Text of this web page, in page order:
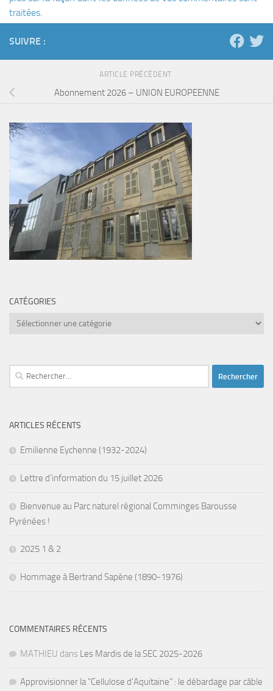
traitées.
SUIVRE :
ARTICLE PRÉCÉDENT
Abonnement 2026 – UNION EUROPEENNE
CATÉGORIES
Catégories
Rechercher :
ARTICLES RÉCENTS
Emilienne Eychenne (1932-2024)
Lettre d’information du 15 juillet 2026
Bienvenue au Parc naturel régional Comminges Barousse
Pyrénées !
2025 1 & 2
Hommage à Bertrand Sapène (1890-1976)
COMMENTAIRES RÉCENTS
MATHIEU dans Les Mardis de la SEC 2025-2026
Approvisionner la "Cellulose d'Aquitaine" : le débardage par câble